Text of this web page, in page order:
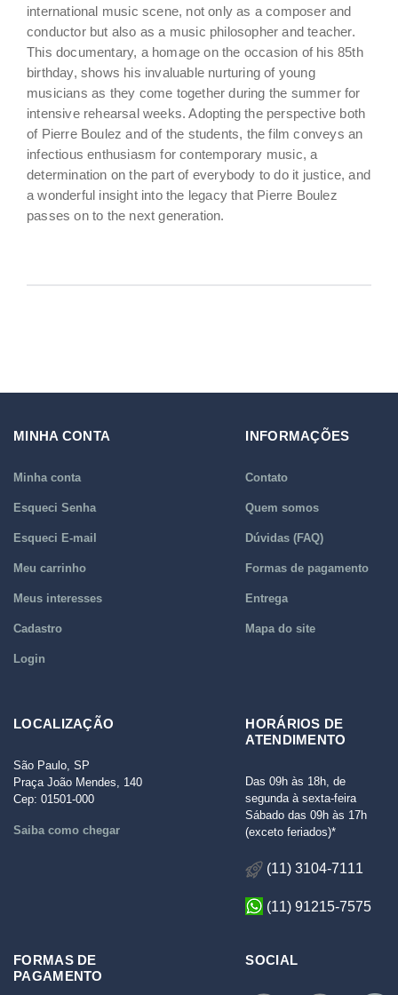
international music scene, not only as a composer and
conductor but also as a music philosopher and teacher.
This documentary, a homage on the occasion of his 85th
birthday, shows his invaluable nurturing of young
musicians as they come together during the summer for
intensive rehearsal weeks. Adopting the perspective both
of Pierre Boulez and of the students, the film conveys an
infectious enthusiasm for contemporary music, a
determination on the part of everybody to do it justice, and
a wonderful insight into the legacy that Pierre Boulez
passes on to the next generation.
MINHA CONTA
Minha conta
Esqueci Senha
Esqueci E-mail
Meu carrinho
Meus interesses
Cadastro
Login
INFORMAÇÕES
Contato
Quem somos
Dúvidas (FAQ)
Formas de pagamento
Entrega
Mapa do site
LOCALIZAÇÃO
São Paulo, SP
Praça João Mendes, 140
Cep: 01501-000
Saiba como chegar
HORÁRIOS DE
ATENDIMENTO
Das 09h às 18h, de
segunda à sexta-feira
Sábado das 09h às 17h
(exceto feriados)*
(11) 3104-7111
(11) 91215-7575
FORMAS DE
PAGAMENTO
SOCIAL